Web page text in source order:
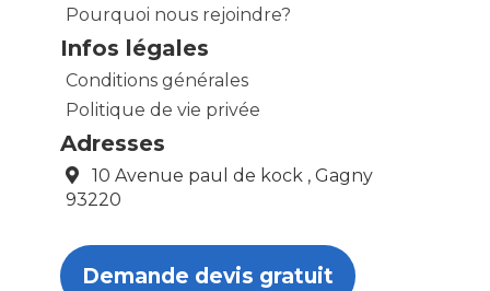
Pourquoi nous rejoindre?
Infos légales
Conditions générales
Politique de vie privée
Adresses
10 Avenue paul de kock , Gagny
93220
Demande devis gratuit